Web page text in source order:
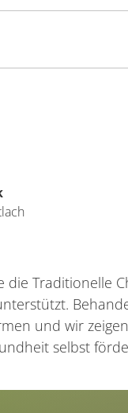
die Traditionelle
und wir
selbst